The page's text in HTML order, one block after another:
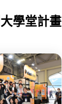
學堂計畫